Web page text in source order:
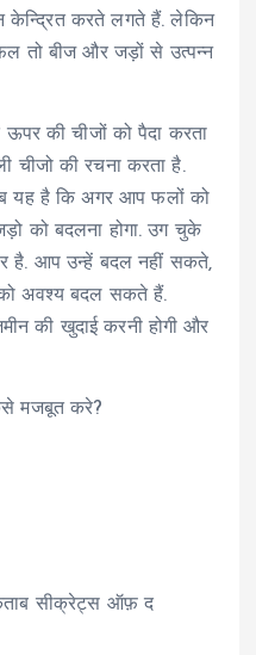
केन्द्रित करते लगते हैं. लेकिन
तो बीज और जड़ों से उत्पन्न
की चीजों को पैदा करता
चीजो की रचना करता है.
यह है कि अगर आप फलों को
को बदलना होगा. उग चुके
है. आप उन्हें बदल नहीं सकते,
अवश्य बदल सकते हैं.
की खुदाई करनी होगी और
मजबूत करे?
सीक्रेट्स ऑफ़ द